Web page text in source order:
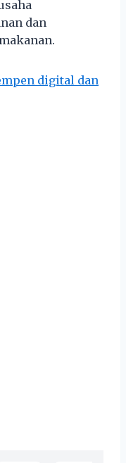
dan
digital dan